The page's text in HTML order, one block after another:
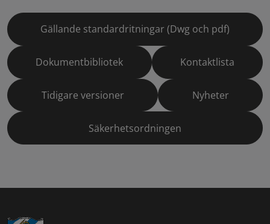
Gällande standardritningar (Dwg och pdf)
Dokumentbibliotek Kontaktlista
Tidigare versioner Nyheter
Säkerhetsordningen